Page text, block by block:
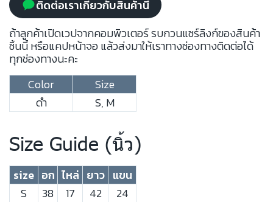
ติดต่อเราเกี่ยวกับสินค้านี้
ถ้าลูกค้าเปิดเวปจากคอมพิวเตอร์ รบกวนแชร์ลิงก์ของสินค้า
ชิ้นนี้ หรือแคปหน้าจอ แล้วส่งมาให้เราทางช่องทางติดต่อได้
ทุกช่องทางนะคะ
Color
Size
ดำ
S, M
Size Guide (นิ้ว)
size อก ไหล่ ยาว แขน
S
38 17 42
24